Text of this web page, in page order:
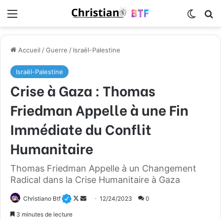
Accueil /Guerre / Israël-Palestine
Israël-Palestine
Crise à Gaza : Thomas
Friedman Appelle à une Fin
Immédiate du Conflit
Humanitaire
Thomas Friedman Appelle à un Changement
Radical dans la Crise Humanitaire à Gaza
Christiano Btf
F
12/24/2023 0
3 minutes de lecture